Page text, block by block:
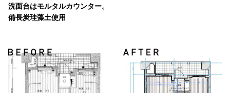
洗面台はモルタルカウンター。
備長炭珪藻土使用